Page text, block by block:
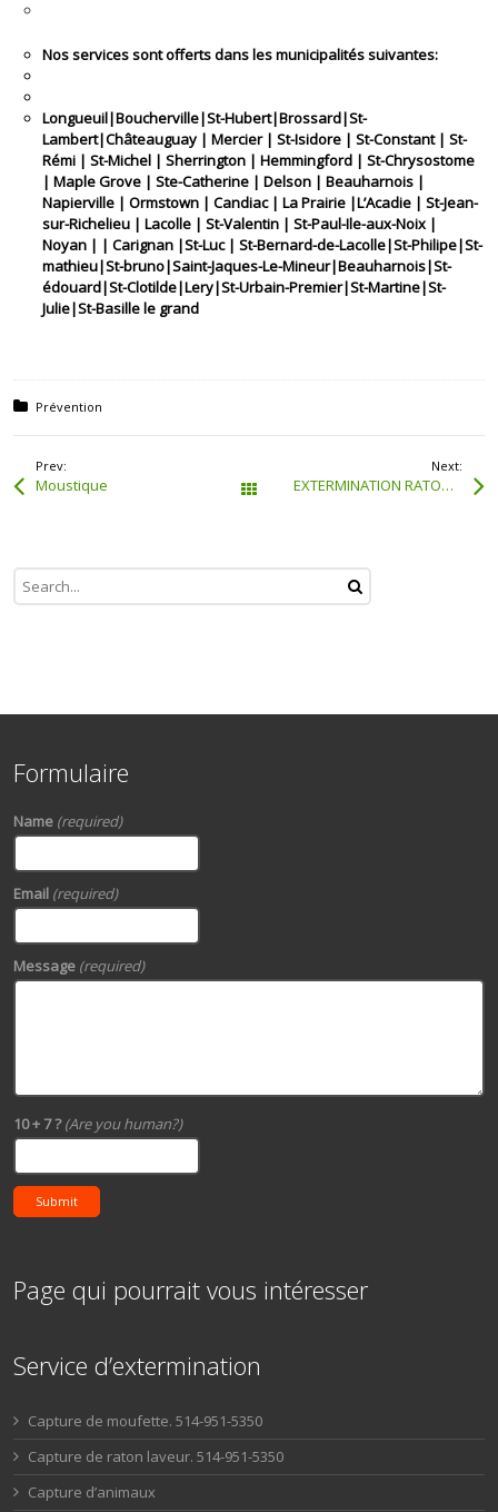
Nos services sont offerts dans les municipalités suivantes:
Longueuil|Boucherville|St-Hubert|Brossard|St-
Lambert|Châteauguay | Mercier | St-Isidore | St-Constant | St-
Rémi | St-Michel | Sherrington | Hemmingford | St-Chrysostome
| Maple Grove | Ste-Catherine | Delson | Beauharnois |
Napierville | Ormstown | Candiac | La Prairie |L’Acadie | St-Jean-
sur-Richelieu | Lacolle | St-Valentin | St-Paul-Ile-aux-Noix |
Noyan | | Carignan |St-Luc | St-Bernard-de-Lacolle|St-Philipe|St-
mathieu|St-bruno|Saint-Jaques-Le-Mineur|Beauharnois|St-
édouard|St-Clotilde|Lery|St-Urbain-Premier|St-Martine|St-
Julie|St-Basille le grand
Posted in:
Prévention
Prev:
Moustique Tous les articles
Next:
EXTERMINATION RATON LAVEUR
Formulaire
Name (required)
Email (required)
Message (required)
10 + 7 ?(Are you human?)
Submit
Page qui pourrait vous intéresser
Service d’extermination
Capture de moufette. 514-951-5350
Capture de raton laveur. 514-951-5350
Capture d’animaux